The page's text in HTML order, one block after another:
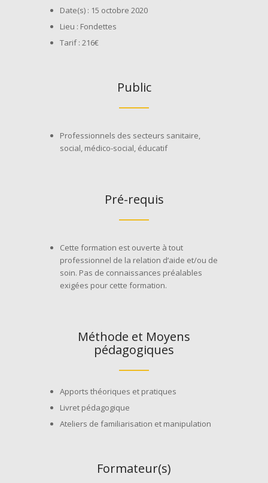
Date(s) : 15 octobre 2020
Lieu : Fondettes
Tarif : 216€
Public
Professionnels des secteurs sanitaire,
social, médico-social, éducatif
Pré-requis
Cette formation est ouverte à tout
professionnel de la relation d’aide et/ou de
soin. Pas de connaissances préalables
exigées pour cette formation.
Méthode et Moyens
pédagogiques
Apports théoriques et pratiques
Livret pédagogique
Ateliers de familiarisation et manipulation
Formateur(s)